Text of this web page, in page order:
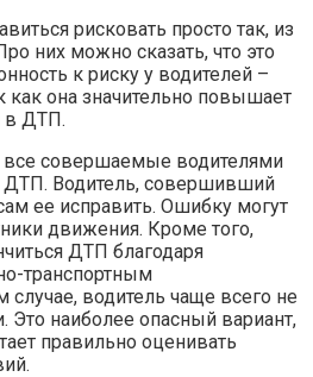
рисковать просто так, из
них можно сказать, что это
к риску у водителей –
как она значительно повышает
в ДТП.
все совершаемые водителями
ДТП. Водитель, совершивший
ее исправить. Ошибку могут
движения. Кроме того,
ДТП благодаря
транспортным
случае, водитель чаще всего не
Это наиболее опасный вариант,
правильно оценивать